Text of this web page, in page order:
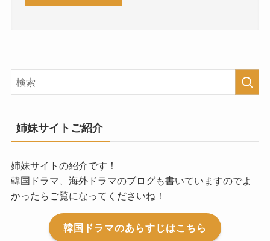
姉妹サイトご紹介
姉妹サイトの紹介です！
韓国ドラマ、海外ドラマのブログも書いていますのでよ
かったらご覧になってくださいね！
韓国ドラマのあらすじはこちら